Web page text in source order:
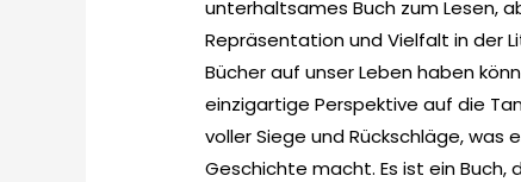
unterhaltsames Buch zum Lesen,
Repräsentation und Vielfalt in der
Bücher auf unser Leben haben
einzigartige Perspektive auf die
voller Siege und Rückschläge, was
Geschichte macht. Es ist ein Buch,